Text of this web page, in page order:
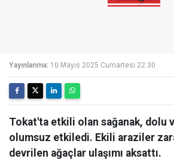
Yayınlanma: 10 Mayıs 2025 Cumartesi 22:30
Tokat'ta etkili olan sağanak, dolu
olumsuz etkiledi. Ekili araziler
devrilen ağaçlar ulaşımı aksattı.